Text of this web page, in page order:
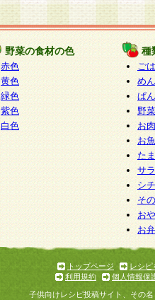
野菜の食材の色
赤色
黄色
緑色
紫色
白色
種
ご
めん
ぱん
野
お
お
た
サ
シ
そ
お
お
トップページ
レシピ
利用規約
個人情報保
子供向けレシピ投稿サイト、その